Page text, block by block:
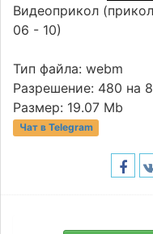
Видеоприкол
06 - 10)
Тип файла: webm
Разрешение: 480 на
Размер: 19.07 Mb
Чат в Telegram